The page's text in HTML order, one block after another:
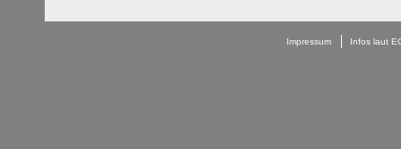
Impressum Infos laut